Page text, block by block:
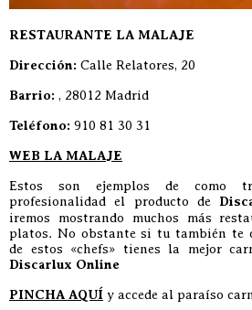
RESTAURANTE LA MALAJE
Dirección: Calle Relatores, 20
Barrio: , 28012 Madrid
Teléfono: 910 81 30 31
WEB LA MALAJE
Estos son ejemplos de como
profesionalidad el producto de
iremos mostrando muchos más
platos. No obstante si tu también te
de estos «chefs» tienes la mejor
Discarlux Online
PINCHA AQUÍ y accede al paraíso